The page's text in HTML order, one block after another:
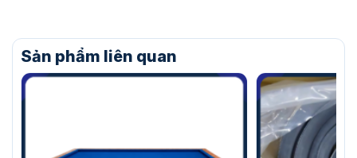
Sản phẩm liên quan